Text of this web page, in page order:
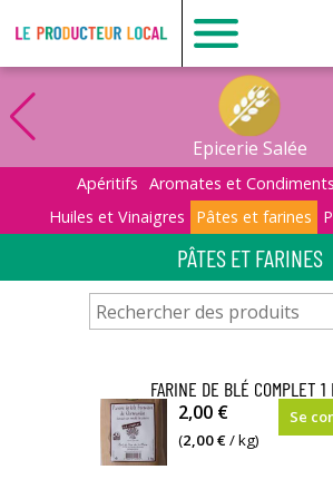
Le
producteur
local
-
Belbeuf
Epicerie Salée
Apéritifs Aromates et Condiments
Huiles et Vinaigres
Pâtes et farines
PÂTES ET FARINES
FARINE DE BLÉ COMPLET 1
Nous
écrasons
notre
2,00 €
(2,00 €/ kg)
Se